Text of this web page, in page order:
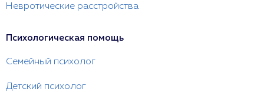
Невротические расстройства
Психологическая помощь
Семейный психолог
Детский психолог